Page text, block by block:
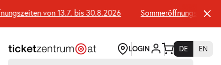
Seiteninhalt
springen
von 13.7. bis 30.8.2026 Sommeröffnungszeiten
LOGIN DE
EN